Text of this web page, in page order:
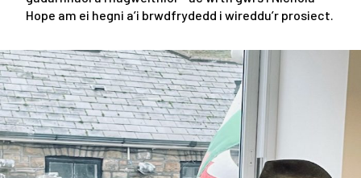
Hope am ei hegni a’i brwdfrydedd i wireddu’r prosiect.